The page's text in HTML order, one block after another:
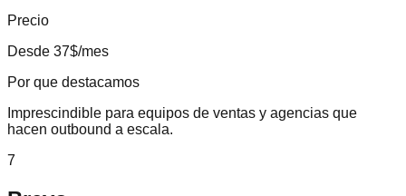
Precio
Desde 37$/mes
Por que destacamos
Imprescindible para equipos de ventas y agencias que
hacen outbound a escala.
7